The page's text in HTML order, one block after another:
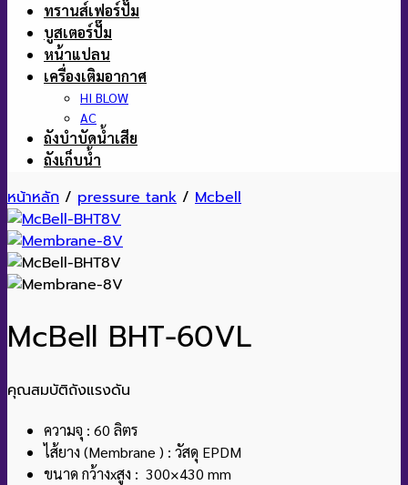
ทรานส์เฟอร์ปั๊ม
บูสเตอร์ปั๊ม
หน้าแปลน
เครื่องเติมอากาศ
HI BLOW
AC
ถังบำบัดน้ำเสีย
ถังเก็บน้ำ
หน้าหลัก / pressure tank / Mcbell
McBell BHT-60VL
คุณสมบัติถังแรงดัน
ความจุ : 60 ลิตร
ไส้ยาง (Membrane ) : วัสดุ EPDM
ขนาด กว้างxสูง : 300×430 mm